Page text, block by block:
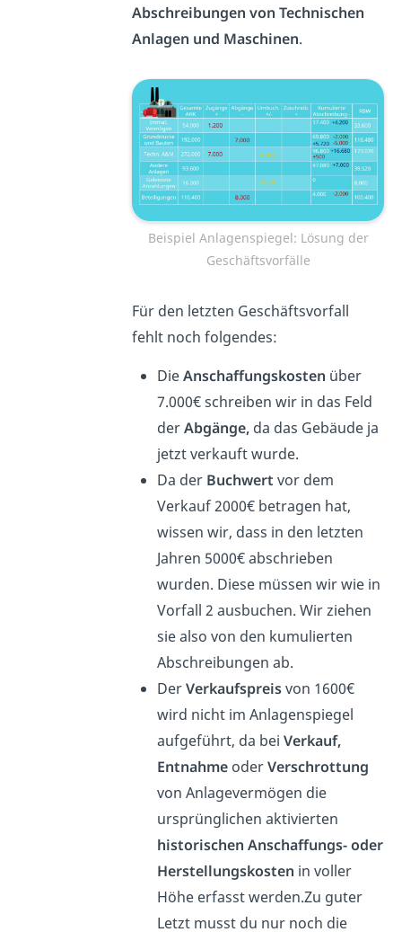
Abschreibungen von Technischen
Anlagen und Maschinen.
Beispiel Anlagenspiegel: Lösung der
Geschäftsvorfälle
Für den letzten Geschäftsvorfall
fehlt noch folgendes:
DieAnschaffungskosten über
7.000€ schreiben wir in das Feld
derAbgänge, da das Gebäude ja
jetzt verkauft wurde.
Da der Buchwert vor dem
Verkauf 2000€ betragen hat,
wissen wir, dass in den letzten
Jahren 5000€ abschrieben
wurden. Diese müssen wir wie in
Vorfall 2 ausbuchen. Wir ziehen
sie also von den kumulierten
Abschreibungen ab.
DerVerkaufspreisvon 1600€
wird nicht im Anlagenspiegel
aufgeführt, da beiVerkauf,
Entnahme oderVerschrottung
von Anlagevermögen die
ursprünglichen aktivierten
historischen Anschaffungs- oder
Herstellungskosten in voller
Höhe erfasst werden.Zu guter
Letzt musst du nur noch die